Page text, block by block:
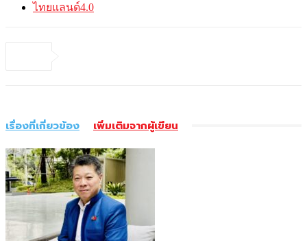
ไทยแลนด์4.0
เรื่องที่เกี่ยวข้อง เพิ่มเติมจากผู้เขียน